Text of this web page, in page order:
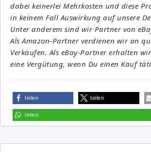
dabei keinerlei Mehrkosten und diese
in keinem Fall Auswirkung auf unsere
Unter anderem sind wir Partner von
Als Amazon-Partner verdienen wir an
Verkäufen. Als eBay-Partner erhalten
eine Vergütung, wenn Du einen Kauf
teilen teilen
teilen